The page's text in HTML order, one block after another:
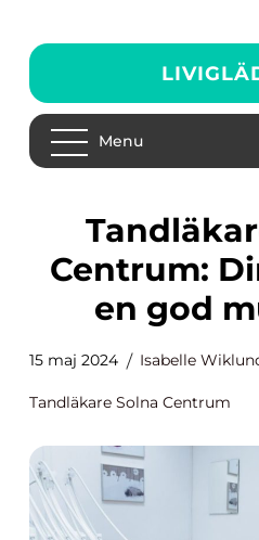
Menu
Tandläkare i Solna
Centrum:
en god
15 maj 2024 Isabelle
Tandläkare Solna Centrum